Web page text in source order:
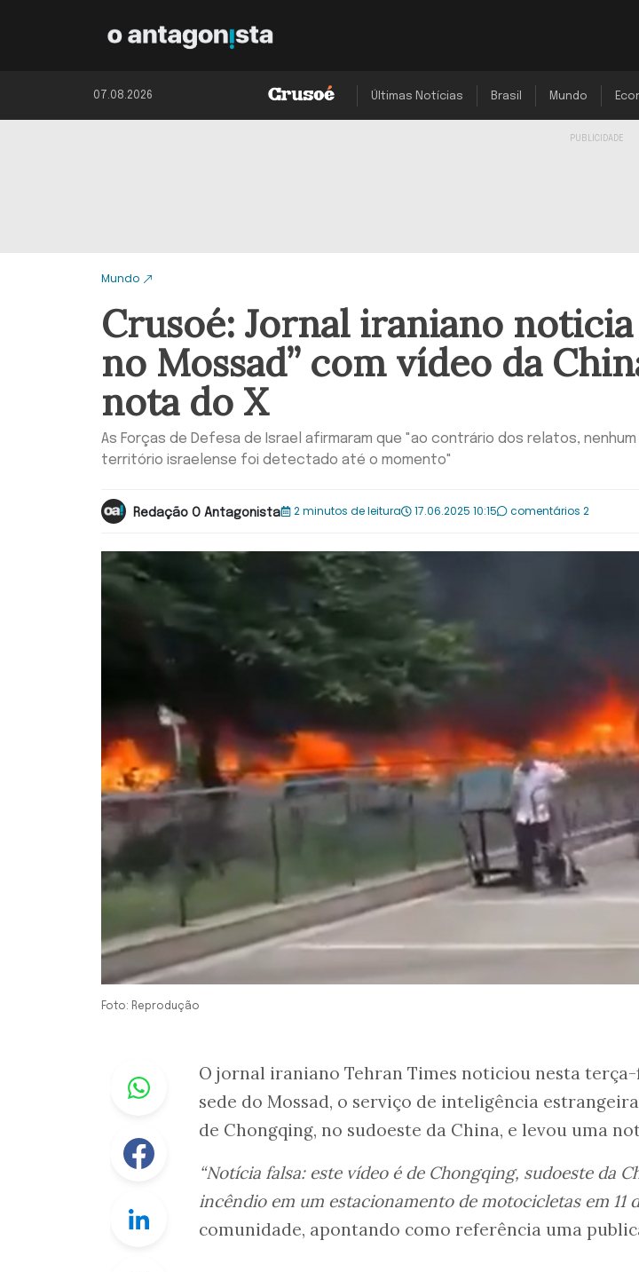
07.08.2026 Últimas Notícias Brasil Mundo
Mundo
Crusoé: Jornal iraniano
no Mossad” com vídeo da
nota do X
As Forças de Defesa de Israel afirmaram que "ao contrário dos relatos,
território israelense foi detectado até o momento"
Redação O Antagonista 2 minutos de leitura 17.06.2025 10:15 comentários 2
Foto: Reprodução
Whastapp
Facebook
Linkedin
O jornal iraniano Tehran Times noticiou nesta terça-
sede do Mossad, o serviço de inteligência
de Chongqing, no sudoeste da China, e levou uma
“Notícia falsa: este vídeo é de Chongqing, sudoeste da
incêndio em um estacionamento de motocicletas em 11
comunidade, apontando como referência uma